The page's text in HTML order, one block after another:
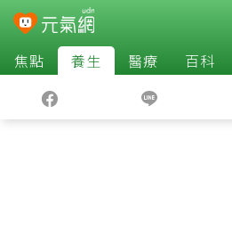
焦點 養生 醫療 百科